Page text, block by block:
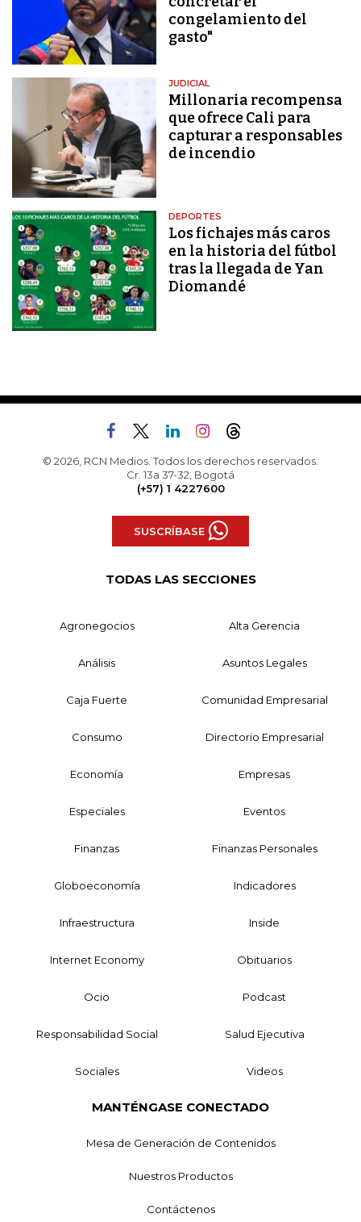
congelamiento del
gasto"
JUDICIAL
Millonaria recompensa
que ofrece Cali para
capturar a responsables
de incendio
DEPORTES
Los fichajes más caros
en la historia del fútbol
tras la llegada de Yan
Diomandé
© 2026, RCN Medios. Todos los derechos reservados.
Cr. 13a 37-32, Bogotá
(+57) 1 4227600
SUSCRÍBASE
TODAS LAS SECCIONES
Agronegocios Alta Gerencia
Análisis Asuntos Legales
Caja Fuerte Comunidad Empresarial
Consumo Directorio Empresarial
Economía Empresas
Especiales Eventos
Finanzas Finanzas Personales
Globoeconomía Indicadores
Infraestructura Inside
Internet Economy Obituarios
Ocio Podcast
Responsabilidad Social Salud Ejecutiva
Sociales Videos
MANTÉNGASE CONECTADO
Mesa de Generación de Contenidos
Nuestros Productos
Contáctenos